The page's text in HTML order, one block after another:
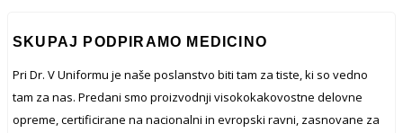
SKUPAJ PODPIRAMO MEDICINO
Pri Dr. V Uniformu je naše poslanstvo biti tam za tiste, ki so vedno
tam za nas. Predani smo proizvodnji visokokakovostne delovne
opreme, certificirane na nacionalni in evropski ravni, zasnovane za